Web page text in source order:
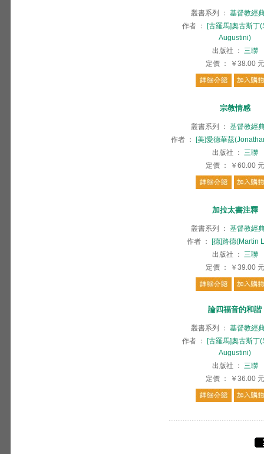
叢書系列 ： 基督教經
作者 ：
[古羅馬]奧古斯丁
Augustini)
出版社
： 三聯
定價 ： ￥38.00 元
宗教情感
叢書系列 ： 基督教經
作者 ：
[美]愛德華茲
出版社
： 三聯
定價 ： ￥60.00 元
加拉太書注釋
叢書系列 ： 基督教經
作者 ：
[德]路德(Martin
出版社
： 三聯
定價 ： ￥39.00 元
論四福音的和諧
叢書系列 ： 基督教經
作者 ：
[古羅馬]奧古斯丁
Augustini)
出版社
： 三聯
定價 ： ￥36.00 元